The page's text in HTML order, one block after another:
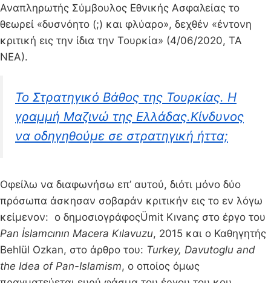
Αναπληρωτής Σύμβουλος Εθνικής Ασφαλείας το
θεωρεί «δυσνόητο (;) και φλύαρο», δεχθέν «έντονη
κριτική εις την ίδια την Τουρκία» (4/06/2020, ΤΑ
ΝΕΑ).
Το Στρατηγικό Βάθος της Τουρκίας. Η
γραμμή Μαζινώ της Ελλάδας.Κίνδυνος
να οδηγηθούμε σε στρατηγική ήττα;
Οφείλω να διαφωνήσω επ’ αυτού, διότι μόνο δύο
πρόσωπα άσκησαν σοβαράν κριτικήν εις το εν λόγω
κείμενον: ο δημοσιογράφοςÜmit Kıvanç στο έργο του
Pan İslamcının Macera Kılavuzu, 2015 και ο Καθηγητής
Behlül Ozkan, στο άρθρο του: Turkey, Davutoglu and
the Idea of Pan-Islamism, o οποίος όμως